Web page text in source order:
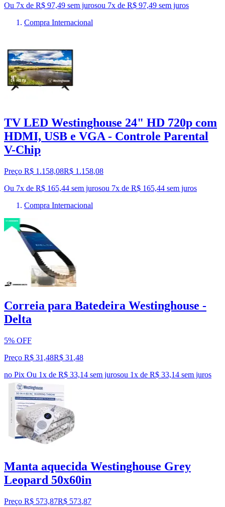
Ou 7x de R$ 97,49 sem jurosou 7x de R$ 97,49 sem juros
Compra Internacional
TV LED Westinghouse 24" HD 720p com
HDMI, USB e VGA - Controle Parental
V-Chip
Preço R$ 1.158,08R$ 1.158,08
Ou 7x de R$ 165,44 sem jurosou 7x de R$ 165,44 sem juros
Compra Internacional
Correia para Batedeira Westinghouse -
Delta
5% OFF
Preço R$ 31,48R$ 31 ,48
no Pix Ou 1x de R$ 33,14 sem jurosou 1x de R$ 33,14 sem juros
Manta aquecida Westinghouse Grey
Leopard 50x60in
Preço R$ 573,87R$ 573,87